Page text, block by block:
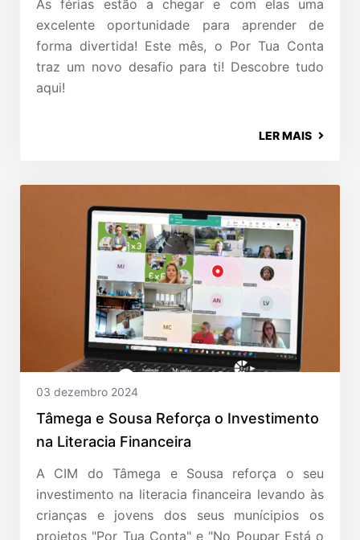
As férias estão a chegar e com elas uma
excelente oportunidade para aprender de
forma divertida! Este mês, o Por Tua Conta
traz um novo desafio para ti! Descobre tudo
aqui!
LER MAIS
03 dezembro 2024
Tâmega e Sousa Reforça o Investimento
na Literacia Financeira
A CIM do Tâmega e Sousa reforça o seu
investimento na literacia financeira levando às
crianças e jovens dos seus munícipios os
projetos "Por Tua Conta" e "No Poupar Está o